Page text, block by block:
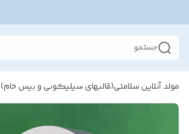
جستجو
مولد آنلاین سلامتی(قالبهای سیلیکونی و بیس خام)